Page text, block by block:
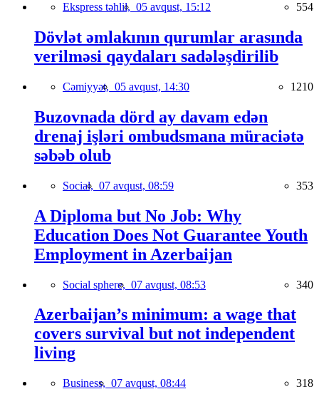
Ekspress təhlil, 05 avqust, 15:12 554
Dövlət əmlakının qurumlar arasında
verilməsi qaydaları sadələşdirilib
Cəmiyyət, 05 avqust, 14:30 1210
Buzovnada dörd ay davam edən
drenaj işləri ombudsmana müraciətə
səbəb olub
Social, 07 avqust, 08:59 353
A Diploma but No Job: Why
Education Does Not Guarantee Youth
Employment in Azerbaijan
Social sphere, 07 avqust, 08:53 340
Azerbaijan’s minimum: a wage that
covers survival but not independent
living
Business, 07 avqust, 08:44 318